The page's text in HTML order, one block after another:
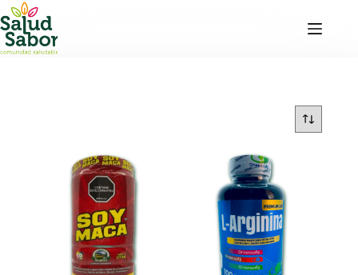
Saltar
al
contenido